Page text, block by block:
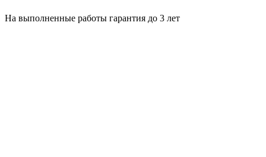
На выполненные работы гарантия до 3 лет